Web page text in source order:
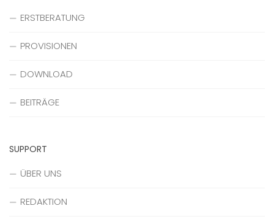
ERSTBERATUNG
PROVISIONEN
DOWNLOAD
BEITRÄGE
SUPPORT
ÜBER UNS
REDAKTION